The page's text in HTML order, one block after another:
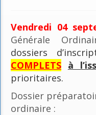
Vendredi 04
Générale
dossiers
COMPLETS à
prioritaires.
Dossier
ordinaire :